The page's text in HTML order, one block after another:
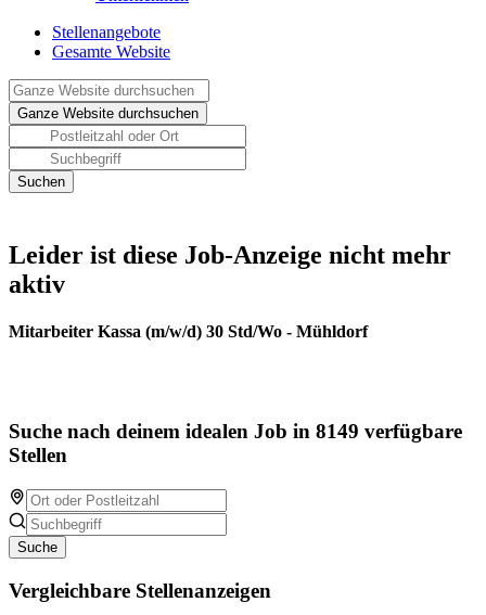
Stellenangebote
Gesamte Website
Leider ist diese Job-Anzeige nicht mehr
aktiv
Mitarbeiter Kassa (m/w/d) 30 Std/Wo - Mühldorf
Suche nach deinem idealen Job in 8149 verfügbare
Stellen
Suche
Vergleichbare Stellenanzeigen